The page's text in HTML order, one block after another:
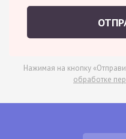
Нажимая на кнопку
обработке